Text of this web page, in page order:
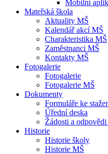
Mobilní
Mateřská škola
Aktuality MŠ
Kalendář akcí MŠ
Charakteristika MŠ
Zaměstnanci MŠ
Kontakty MŠ
Fotogalerie
Fotogalerie
Fotogalerie MŠ
Dokumenty
Formuláře ke
Úřední deska
Žádosti a
Historie
Historie školy
Historie MŠ